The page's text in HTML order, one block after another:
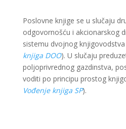
Poslovne knjige se u slučaju
odgovornošću i akcionarskog
sistemu dvojnog
knjiga DOO). U slučaju
poljoprivrednog gazdinstva,
voditi po principu prostog
Vođenje knjiga SP).